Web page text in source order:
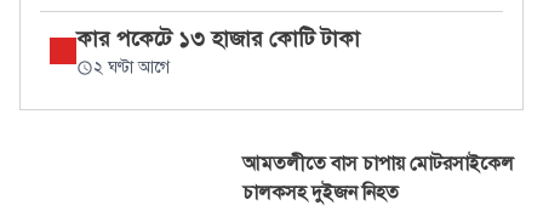
কার পকেটে ১৩ হাজার কোটি টাকা
২ ঘণ্টা আগে
আমতলীতে বাস চাপায় মোটরসাইকেল
চালকসহ দুইজন নিহত